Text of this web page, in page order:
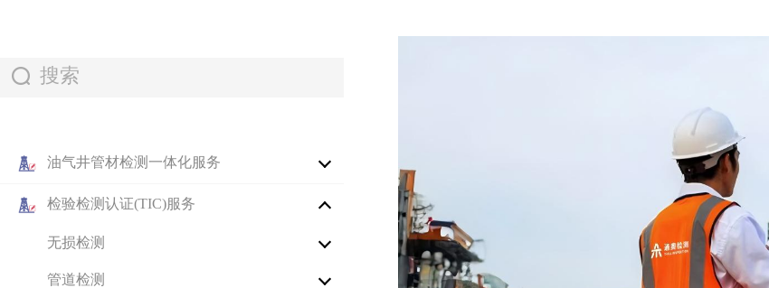
油气井管材检测一体化服务
检验检测认证(TIC)服务
无损检测
管道检测